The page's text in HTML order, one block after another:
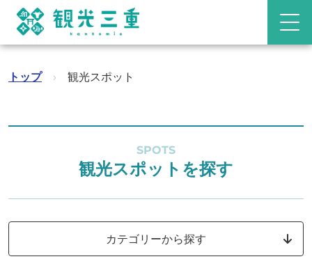
トップ › 観光スポット
SPOTS
観光スポットを探す
カテゴリーから探す